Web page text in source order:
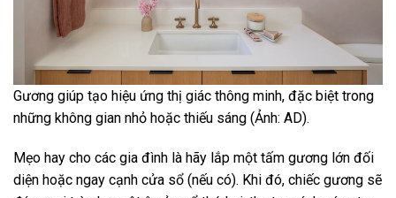
Gương giúp tạo hiệu ứng thị giác thông minh, đặc biệt trong
những không gian nhỏ hoặc thiếu sáng (Ảnh: AD).
Mẹo hay cho các gia đình là hãy lắp một tấm gương lớn đối
diện hoặc ngay cạnh cửa sổ (nếu có). Khi đó, chiếc gương sẽ